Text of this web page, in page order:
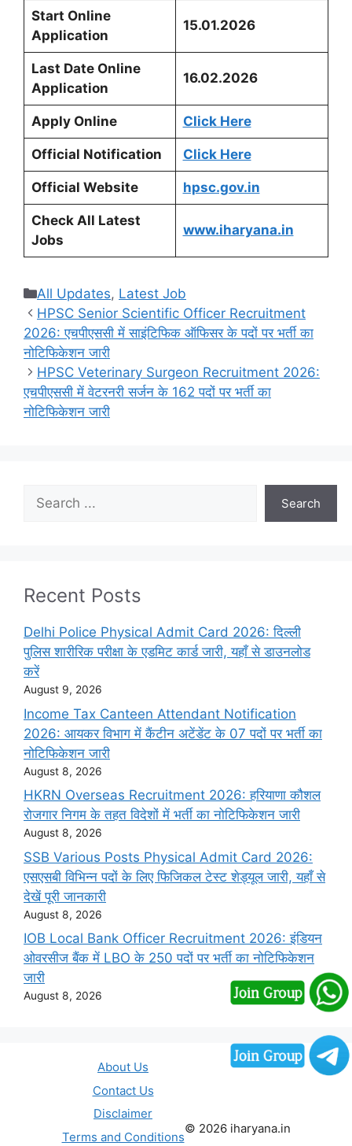
Start Online
Application
15.01.2026
Last Date Online
Application
16.02.2026
Apply Online Click Here
Official Notification Click Here
Official Website hpsc.gov.in
Check All Latest
Jobs
www.iharyana.in
Categories
All Updates, Latest Job
HPSC Senior Scientific Officer Recruitment
2026: एचपीएससी में साइंटिफिक ऑफिसर के पदों पर भर्ती का
नोटिफिकेशन जारी
HPSC Veterinary Surgeon Recruitment 2026:
एचपीएससी में वेटरनरी सर्जन के 162 पदों पर भर्ती का
नोटिफिकेशन जारी
Search
Search
Recent Posts
Delhi Police Physical Admit Card 2026: दिल्ली
पुलिस शारीरिक परीक्षा के एडमिट कार्ड जारी, यहाँ से डाउनलोड
करें
August 9, 2026
Income Tax Canteen Attendant Notification
2026: आयकर विभाग में कैंटीन अटेंडेंट के 07 पदों पर भर्ती का
नोटिफिकेशन जारी
August 8, 2026
HKRN Overseas Recruitment 2026: हरियाणा कौशल
रोजगार निगम के तहत विदेशों में भर्ती का नोटिफिकेशन जारी
August 8, 2026
SSB Various Posts Physical Admit Card 2026:
एसएसबी विभिन्न पदों के लिए फिजिकल टेस्ट शेड्यूल जारी, यहाँ से
देखें पूरी जानकारी
August 8, 2026
IOB Local Bank Officer Recruitment 2026: इंडियन
ओवरसीज बैंक में LBO के 250 पदों पर भर्ती का नोटिफिकेशन
जारी
August 8, 2026
About Us
Contact Us
Disclaimer
Terms and Conditions
© 2026 iharyana.in